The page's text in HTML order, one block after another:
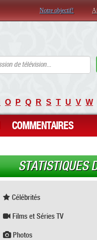
Notre objectif!
O P Q R S T U V W
COMMENTAIRES
STATISTIQUES
Célébrités
Films et Séries TV
Photos